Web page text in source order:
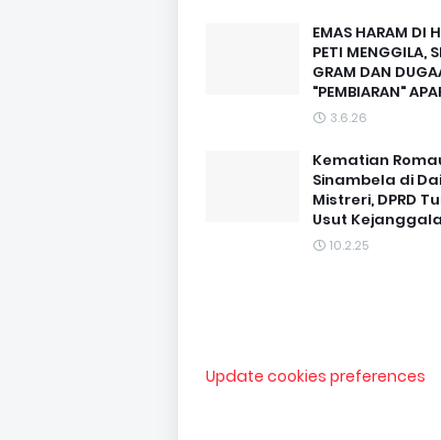
EMAS HARAM DI
PETI MENGGILA,
GRAM DAN
"PEMBIARAN"
3.6.26
Kematian
Sinambela di
Mistreri, DPRD
Usut
10.2.25
Update cookies preferences